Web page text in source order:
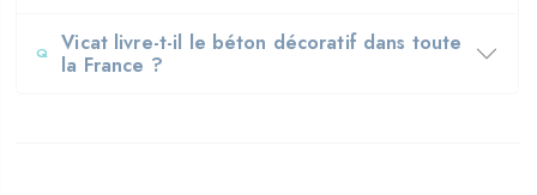
Vicat livre-t-il le béton décoratif dans toute
la France ?